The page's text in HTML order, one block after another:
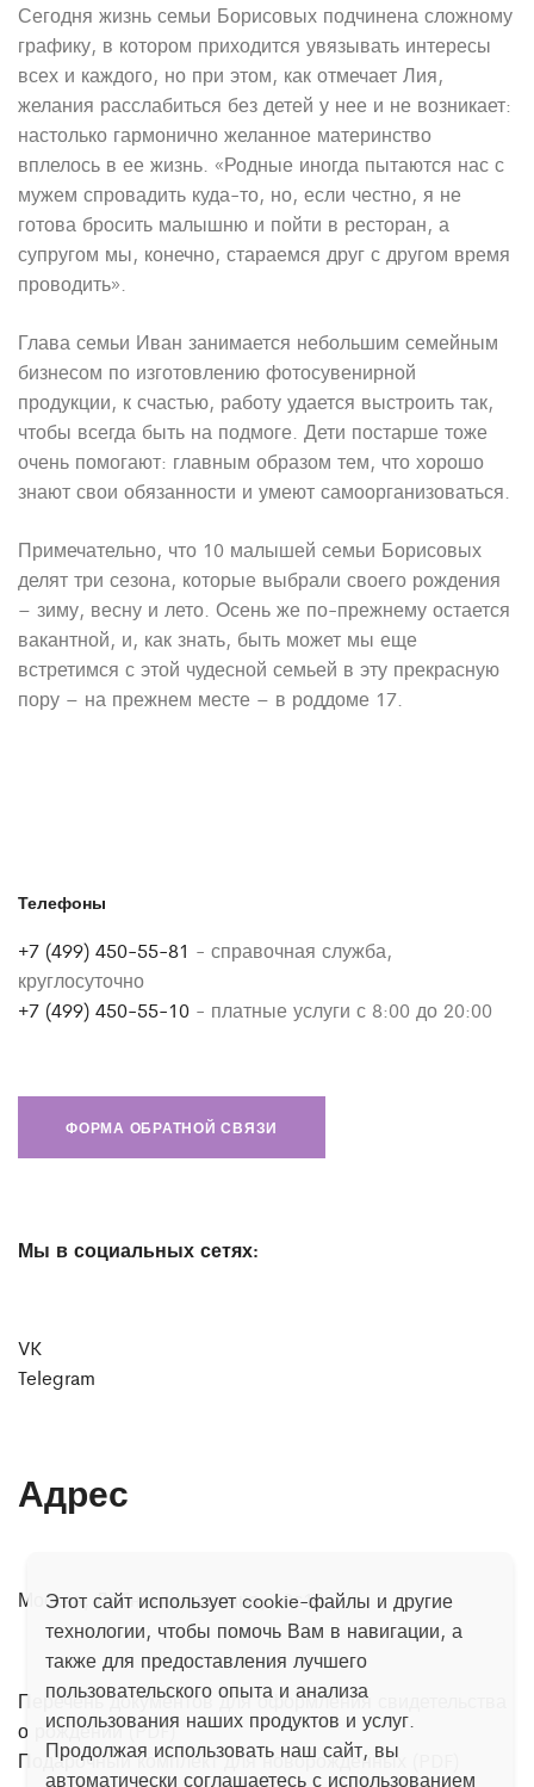
Сегодня жизнь семьи Борисовых подчинена сложному
графику, в котором приходится увязывать интересы
всех и каждого, но при этом, как отмечает Лия,
желания расслабиться без детей у нее и не возникает:
настолько гармонично желанное материнство
вплелось в ее жизнь. «Родные иногда пытаются нас с
мужем спровадить куда-то, но, если честно, я не
готова бросить малышню и пойти в ресторан, а
супругом мы, конечно, стараемся друг с другом время
проводить».
Глава семьи Иван занимается небольшим семейным
бизнесом по изготовлению фотосувенирной
продукции, к счастью, работу удается выстроить так,
чтобы всегда быть на подмоге. Дети постарше тоже
очень помогают: главным образом тем, что хорошо
знают свои обязанности и умеют самоорганизоваться.
Примечательно, что 10 малышей семьи Борисовых
делят три сезона, которые выбрали своего рождения
– зиму, весну и лето. Осень же по-прежнему остается
вакантной, и, как знать, быть может мы еще
встретимся с этой чудесной семьей в эту прекрасную
пору – на прежнем месте – в роддоме 17.
Телефоны
+7 (499) 450-55-81 - справочная служба,
круглосуточно
+7 (499) 450-55-10 - платные услуги с 8:00 до 20:00
ФОРМА ОБРАТНОЙ СВЯЗИ
Мы в социальных сетях:
VK
Telegram
Адрес
Москва, Лобненская улица, 10с10
Перечень документов для оформления свидетельства
о рождении (PDF)
Подарочный комплект для новорожденных (PDF)
Этот сайт использует cookie-файлы и другие
технологии, чтобы помочь Вам в навигации, а
также для предоставления лучшего
пользовательского опыта и анализа
использования наших продуктов и услуг.
Продолжая использовать наш сайт, вы
автоматически соглашаетесь с использованием